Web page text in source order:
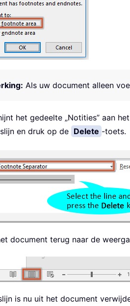
Als uw document alleen
het gedeelte „Notities” aan
en druk op de Delete -toets.
document terug naar de
is nu uit het document